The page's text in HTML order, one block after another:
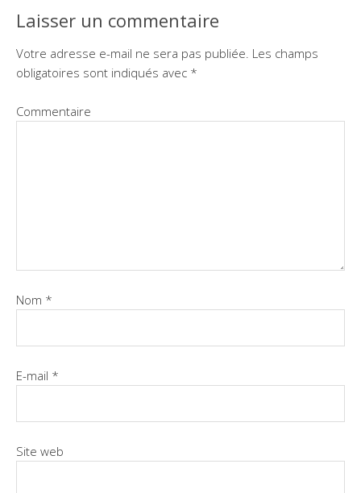
Laisser un commentaire
Votre adresse e-mail ne sera pas publiée. Les champs
obligatoires sont indiqués avec *
Commentaire
Nom *
E-mail *
Site web